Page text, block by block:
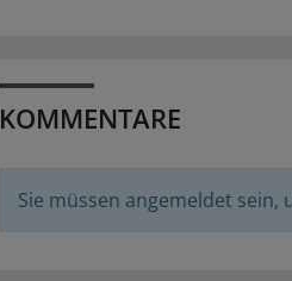
KOMMENTARE
Sie müssen angemeldet